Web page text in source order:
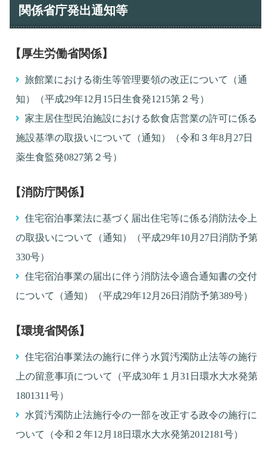
関係省庁発出通知等
【厚生労働省関係】
旅館業における衛生等管理要領の改正について（通
知）（平成29年12月15日生食発1215第２号）
家主居住型民泊施設における飲食店営業の許可に係る
施設基準の取扱いについて（通知）（令和３年8月27日
薬生食監発0827第２号）
【消防庁関係】
住宅宿泊事業法に基づく届出住宅等に係る消防法令上
の取扱いについて（通知）（平成29年10月27日消防予第
330号）
住宅宿泊事業の届出に伴う消防法令適合通知書の交付
について（通知）（平成29年12月26日消防予第389号）
【環境省関係】
住宅宿泊事業法の施行に伴う水質汚濁防止法等の施行
上の留意事項について（平成30年１月31日環水大水発第
1801311号）
水質汚濁防止法施行令の一部を改正する政令の施行に
ついて（令和２年12月18日環水大水発第2012181号）